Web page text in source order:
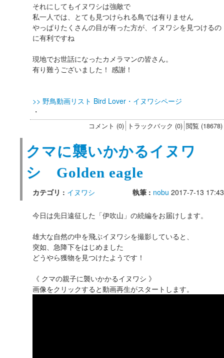
それにしてもイヌワシは強敵で
私一人では、とても見つけられる鳥では有りません
やっぱりたくさんの目が有った方が、イヌワシを見つけるの
に有利ですね
現地でお世話になったカメラマンの皆さん。
有り難うございました！ 感謝！
>> 野鳥動画リスト Bird Lover・イヌワシページ
・
コメント (0) トラックバック (0) 閲覧 (18678)
クマに襲いかかるイヌワ
シ Golden eagle
カテゴリ : イヌワシ 執筆 : nobu 2017-7-13 17:43
今日は先日遠征した「伊吹山」の続編をお届けします。
雄大な自然の中を飛ぶイヌワシを撮影していると、
突如、急降下をはじめました
どうやら獲物を見つけたようです！
《 クマの親子に襲いかかるイヌワシ 》
画像をクリックすると動画再生がスタートします。